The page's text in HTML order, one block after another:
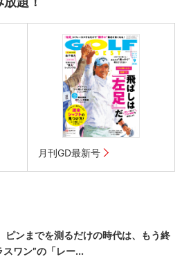
月刊GD最新号
ピンまでを測るだけの時代は、もう終
ワン”の「レー...